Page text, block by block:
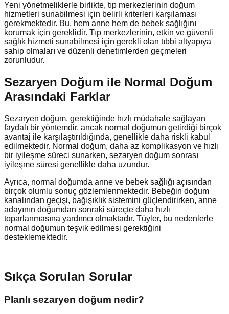
Yeni yönetmeliklerle birlikte, tıp merkezlerinin doğum
hizmetleri sunabilmesi için belirli kriterleri karşılaması
gerekmektedir. Bu, hem anne hem de bebek sağlığını
korumak için gereklidir. Tıp merkezlerinin, etkin ve güvenli
sağlık hizmeti sunabilmesi için gerekli olan tıbbi altyapıya
sahip olmaları ve düzenli denetimlerden geçmeleri
zorunludur.
Sezaryen Doğum ile Normal Doğum
Arasındaki Farklar
Sezaryen doğum, gerektiğinde hızlı müdahale sağlayan
faydalı bir yöntemdir, ancak normal doğumun getirdiği birçok
avantaj ile karşılaştırıldığında, genellikle daha riskli kabul
edilmektedir. Normal doğum, daha az komplikasyon ve hızlı
bir iyileşme süreci sunarken, sezaryen doğum sonrası
iyileşme süresi genellikle daha uzundur.
Ayrıca, normal doğumda anne ve bebek sağlığı açısından
birçok olumlu sonuç gözlemlenmektedir. Bebeğin doğum
kanalından geçişi, bağışıklık sistemini güçlendirirken, anne
adayının doğumdan sonraki süreçte daha hızlı
toparlanmasına yardımcı olmaktadır. Tüyler, bu nedenlerle
normal doğumun teşvik edilmesi gerektiğini
desteklemektedir.
Sıkça Sorulan Sorular
Planlı sezaryen doğum nedir?